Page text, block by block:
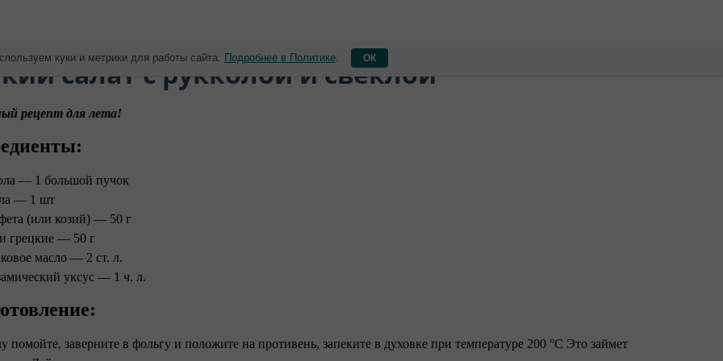
салат с рукколой и свеклой
рецепт для лета!
— 1 большой пучок
— 1 шт
(или козий) — 50 г
грецкие — 50 г
масло — 2 ст. л.
уксус — 1 ч. л.
помойте, заверните в фольгу и положите на противень, запеките в духовке при температуре 200 °С Это займет
куки и метрики для работы сайта. Подробнее в Политике. ОК